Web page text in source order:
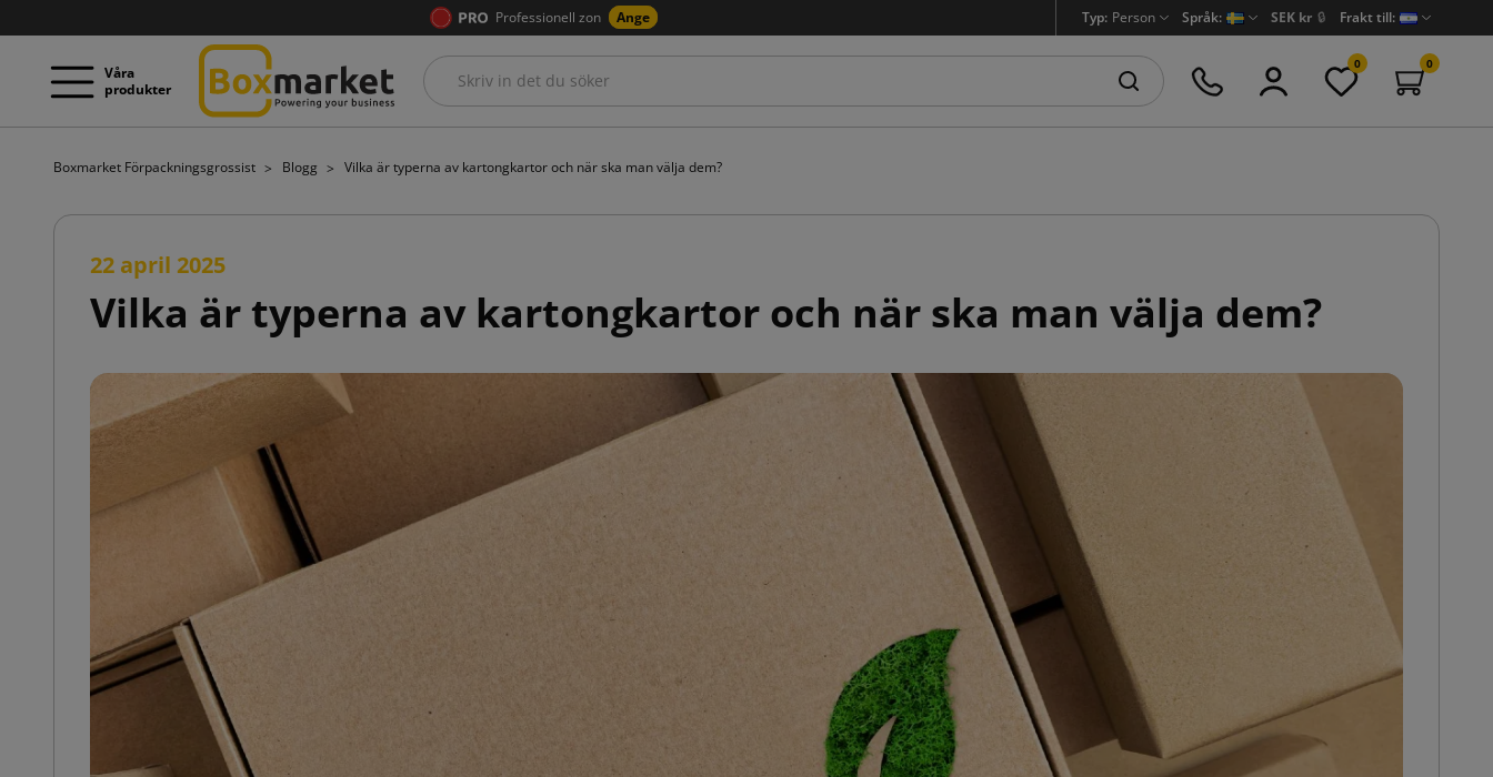
Professionell zon Ange Typ: Person Språk: SEK kr 🔒 Frakt till:
Våra
produkter
0 0
Boxmarket Förpackningsgrossist Blogg Vilka är typerna av kartongkartor och när ska man välja dem?
22 april 2025
Vilka är typerna av kartongkartor och när ska man välja dem?